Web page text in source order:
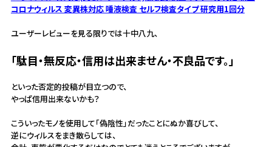
コロナウィルス 変異株対応 唾液検査 セルフ検査タイプ 研究用1回分
ユーザーレビューを見る限りでは十中八九、
「駄目・無反応・信用は出来ません・不良品です。」
といった否定的投稿が目立つので、
やっぱ信用出来ないかも？
こういったモノを使用して「偽陰性」だったことにぬか喜びして、
逆にウィルスをまき散らしては、